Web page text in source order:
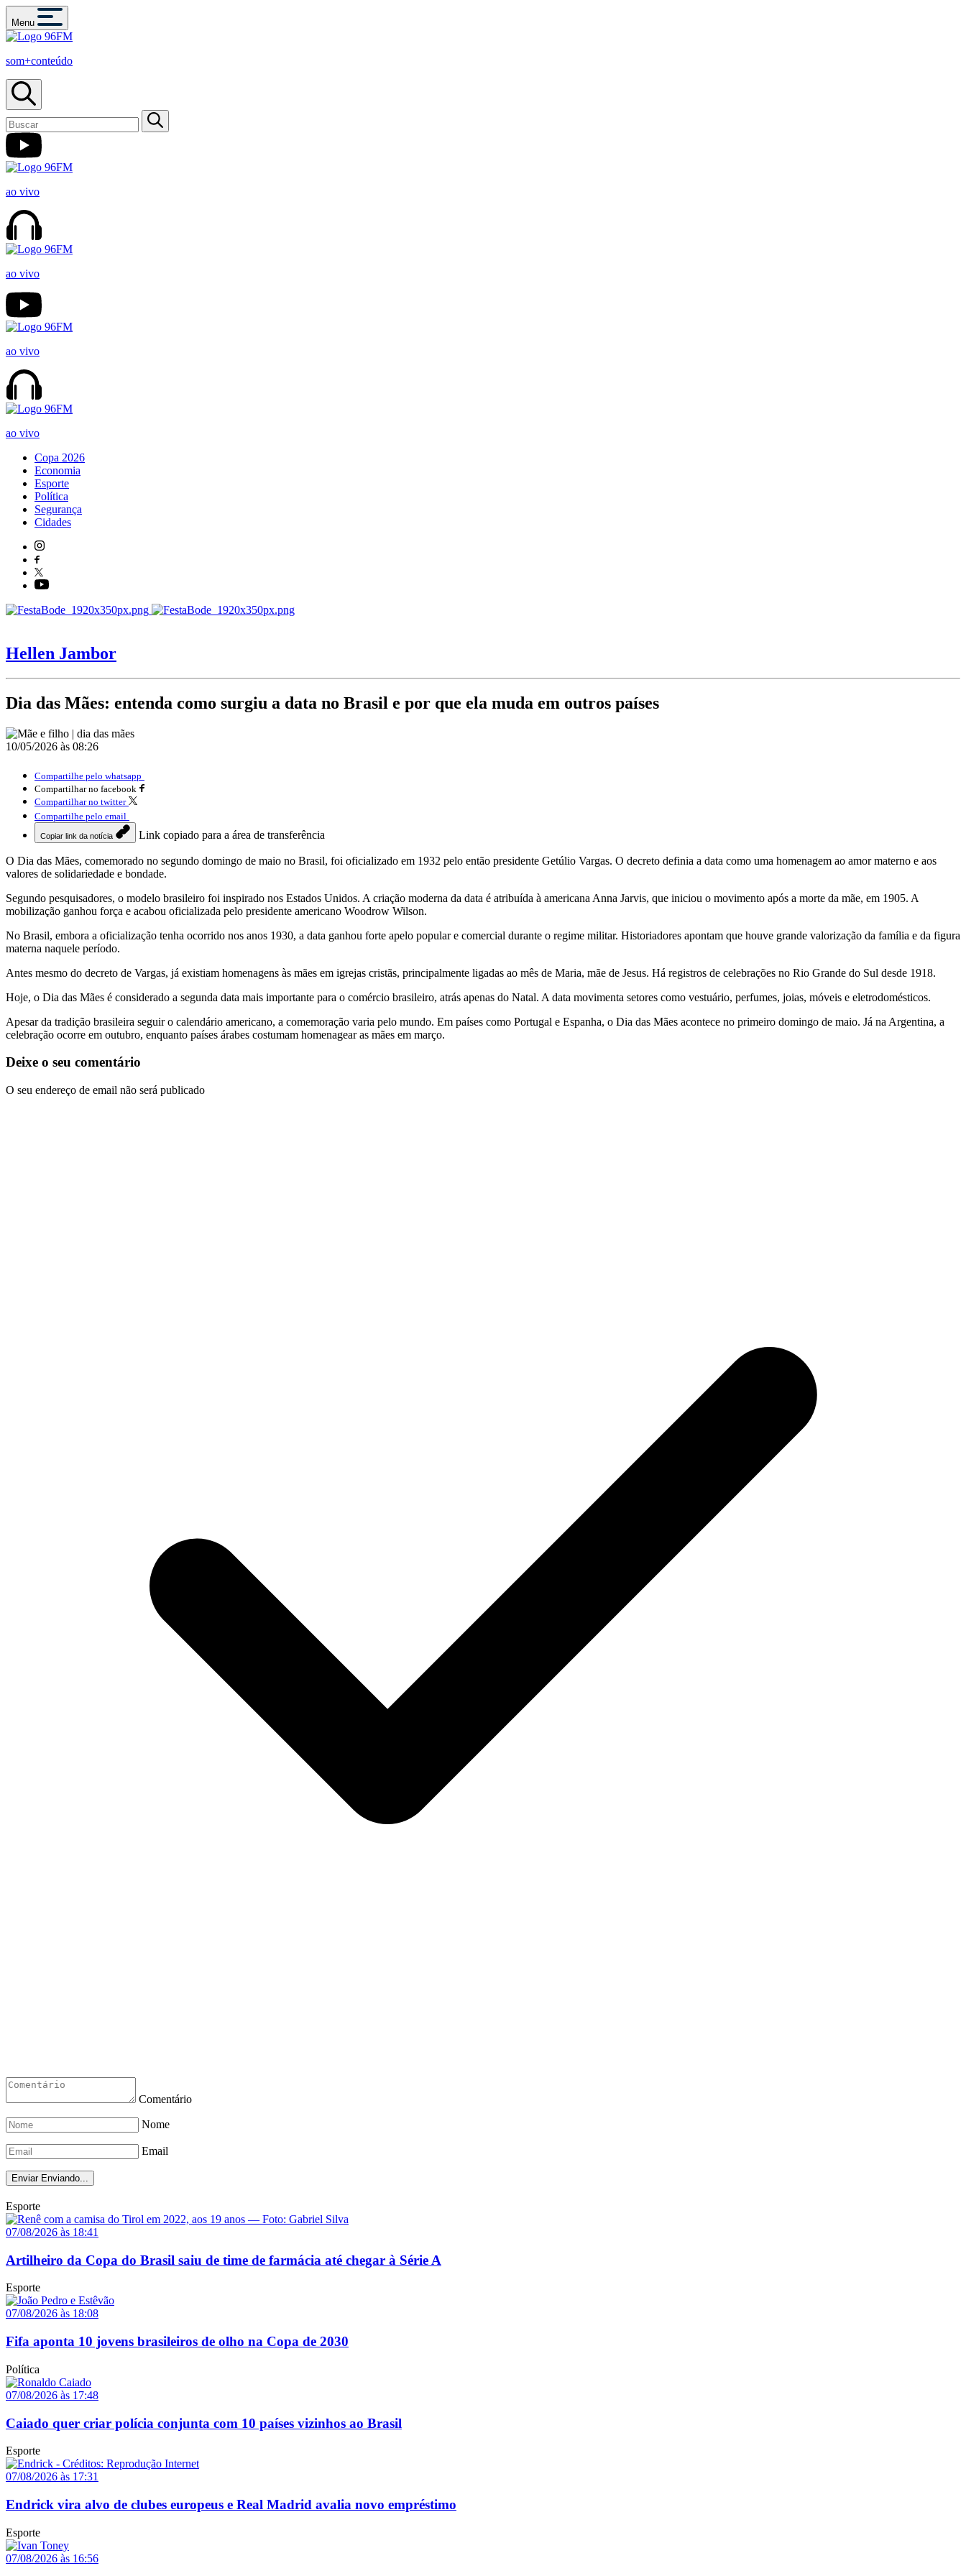
Menu
som+conteúdo
ao vivo
ao vivo
ao vivo
ao vivo
Copa 2026
Economia
Esporte
Política
Segurança
Cidades
Hellen Jambor
Dia das Mães: entenda como surgiu a data no Brasil e por que ela muda em outros países
10/05/2026 às 08:26
Compartilhe pelo whatsapp
Compartilhar no facebook
Compartilhar no twitter
Compartilhe pelo email
Copiar link da notícia Link copiado para a área de transferência
O Dia das Mães, comemorado no segundo domingo de maio no Brasil, foi oficializado em 1932 pelo então presidente Getúlio Vargas. O decreto definia a data como uma homenagem ao amor materno e aos
valores de solidariedade e bondade.
Segundo pesquisadores, o modelo brasileiro foi inspirado nos Estados Unidos. A criação moderna da data é atribuída à americana Anna Jarvis, que iniciou o movimento após a morte da mãe, em 1905. A
mobilização ganhou força e acabou oficializada pelo presidente americano Woodrow Wilson.
No Brasil, embora a oficialização tenha ocorrido nos anos 1930, a data ganhou forte apelo popular e comercial durante o regime militar. Historiadores apontam que houve grande valorização da família e da figura
materna naquele período.
Antes mesmo do decreto de Vargas, já existiam homenagens às mães em igrejas cristãs, principalmente ligadas ao mês de Maria, mãe de Jesus. Há registros de celebrações no Rio Grande do Sul desde 1918.
Hoje, o Dia das Mães é considerado a segunda data mais importante para o comércio brasileiro, atrás apenas do Natal. A data movimenta setores como vestuário, perfumes, joias, móveis e eletrodomésticos.
Apesar da tradição brasileira seguir o calendário americano, a comemoração varia pelo mundo. Em países como Portugal e Espanha, o Dia das Mães acontece no primeiro domingo de maio. Já na Argentina, a
celebração ocorre em outubro, enquanto países árabes costumam homenagear as mães em março.
Deixe o seu comentário
O seu endereço de email não será publicado
Comentário
Nome
Email
Enviar Enviando...
Esporte
07/08/2026 às 18:41
Artilheiro da Copa do Brasil saiu de time de farmácia até chegar à Série A
Esporte
07/08/2026 às 18:08
Fifa aponta 10 jovens brasileiros de olho na Copa de 2030
Política
07/08/2026 às 17:48
Caiado quer criar polícia conjunta com 10 países vizinhos ao Brasil
Esporte
07/08/2026 às 17:31
Endrick vira alvo de clubes europeus e Real Madrid avalia novo empréstimo
Esporte
07/08/2026 às 16:56